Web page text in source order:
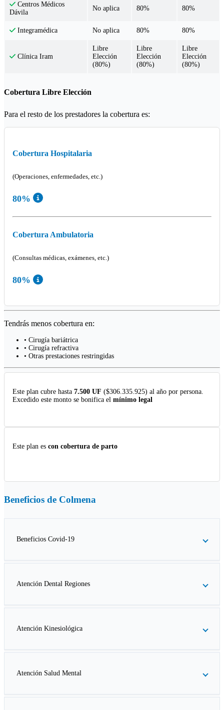
Centros Médicos
Dávila
No aplica 80% 80%
Integramédica No aplica 80% 80%
Clínica Iram
Libre
Elección
(80%)
Libre
Elección
(80%)
Libre
Elección
(80%)
Cobertura Libre Elección
Para el resto de los prestadores la cobertura es:
Cobertura Hospitalaria
(Operaciones, enfermedades, etc.)
80%
Cobertura Ambulatoria
(Consultas médicas, exámenes, etc.)
80%
Tendrás menos cobertura en:
• Cirugía bariátrica
• Cirugía refractiva
• Otras prestaciones restringidas
Este plan cubre hasta 7.500 UF ($306.335.925) al año por persona.
Excedido este monto se bonifica el mínimo legal
Este plan es con cobertura de parto
Beneficios de Colmena
Beneficios Covid-19
Atención Dental Regiones
Atención Kinesiológica
Atención Salud Mental